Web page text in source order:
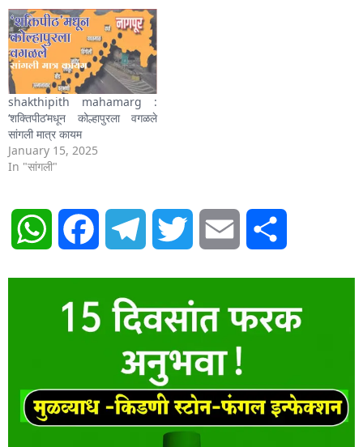
shakthipith mahamarg :
‘शक्तिपीठ’मधून कोल्हापुरला वगळले
सांगली मात्र कायम
January 15, 2025
In "सांगली"
WhatsAppFacebook Telegram Twitter Email